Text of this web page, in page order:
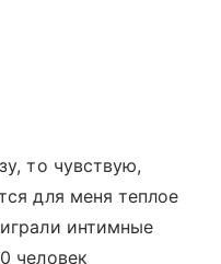
то чувствую,
для меня теплое
интимные
человек